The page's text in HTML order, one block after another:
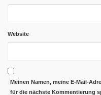
Website
Meinen Namen, meine E-Mail-
für die nächste Kommentierung